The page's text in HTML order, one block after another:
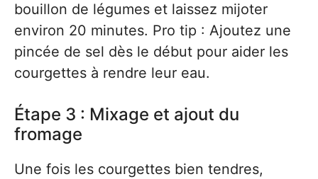
bouillon de légumes et laissez mijoter
environ 20 minutes. Pro tip : Ajoutez une
pincée de sel dès le début pour aider les
courgettes à rendre leur eau.
Étape 3 : Mixage et ajout du
fromage
Une fois les courgettes bien tendres,